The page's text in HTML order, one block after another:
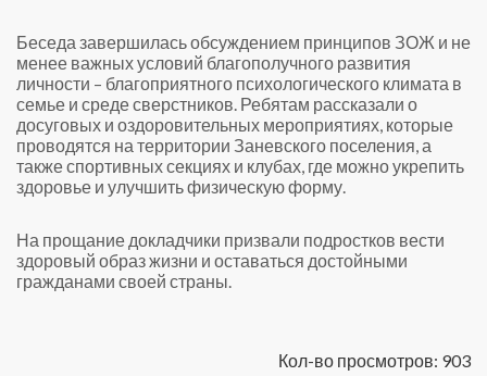
Беседа завершилась обсуждением принципов ЗОЖ и не
менее важных условий благополучного развития
личности – благоприятного психологического климата в
семье и среде сверстников. Ребятам рассказали о
досуговых и оздоровительных мероприятиях, которые
проводятся на территории Заневского поселения, а
также спортивных секциях и клубах, где можно укрепить
здоровье и улучшить физическую форму.
На прощание докладчики призвали подростков вести
здоровый образ жизни и оставаться достойными
гражданами своей страны.
Кол-во просмотров: 903